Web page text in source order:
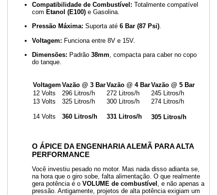
Compatibilidade de Combustível: Totalmente compatível
com Etanol (E100) e Gasolina.
Pressão Máxima: Suporta até 6 Bar (87 Psi).
Voltagem: Funciona entre 8V e 15V.
Dimensões: Padrão 38mm, compacta para caber no copo
do tanque.
Voltagem Vazão @ 3 BarVazão @ 4 BarVazão @ 5 Bar
12 Volts
296 Litros/h 272 Litros/h
245 Litros/h
13 Volts
325 Litros/h 300 Litros/h 274 Litros/h
14 Volts 360 Litros/h 331 Litros/h 305 Litros/h
O ÁPICE DA ENGENHARIA ALEMÃ PARA ALTA
PERFORMANCE
Você investiu pesado no motor. Mas nada disso adianta se,
na hora que o giro sobe, falta alimentação. O que realmente
gera potência é o VOLUME de combustível , e não apenas a
pressão. Antigamente, projetos de alta potência exigiam um